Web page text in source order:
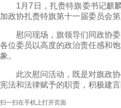
1月7日，扎赉特旗委书记麒麟
加政协扎赉特旗第十一届委员会
慰问现场，旗领导们同政协委
各位委员以高度的政治责任感和
象。
此次慰问活动，既是对旗政协
宪法和法律赋予的职责，积极建
扫一扫在手机上打开页面